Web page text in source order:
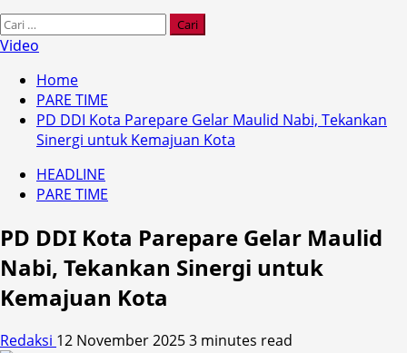
Cari
untuk:
Video
Home
PARE TIME
PD DDI Kota Parepare Gelar Maulid Nabi, Tekankan
Sinergi untuk Kemajuan Kota
HEADLINE
PARE TIME
PD DDI Kota Parepare Gelar Maulid
Nabi, Tekankan Sinergi untuk
Kemajuan Kota
Redaksi 12 November 20253 minutes read